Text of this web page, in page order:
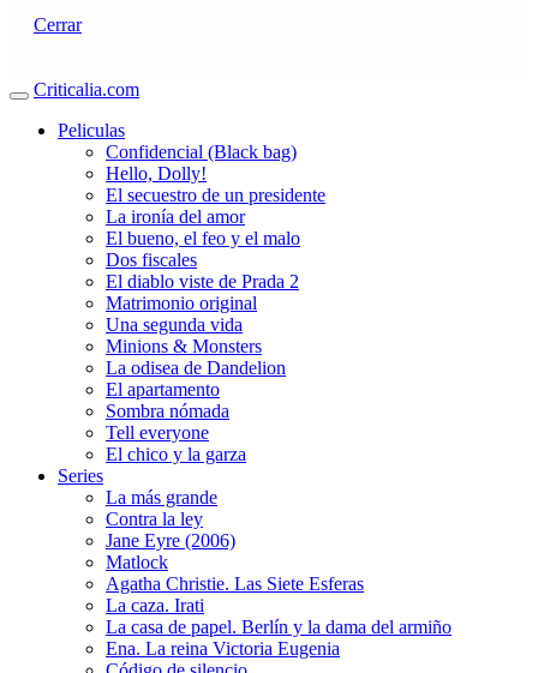
Cerrar
Criticalia.com
Peliculas
Confidencial (Black bag)
Hello, Dolly!
El secuestro de un presidente
La ironía del amor
El bueno, el feo y el malo
Dos fiscales
El diablo viste de Prada 2
Matrimonio original
Una segunda vida
Minions & Monsters
La odisea de Dandelion
El apartamento
Sombra nómada
Tell everyone
El chico y la garza
Series
La más grande
Contra la ley
Jane Eyre (2006)
Matlock
Agatha Christie. Las Siete Esferas
La caza. Irati
La casa de papel. Berlín y la dama del armiño
Ena. La reina Victoria Eugenia